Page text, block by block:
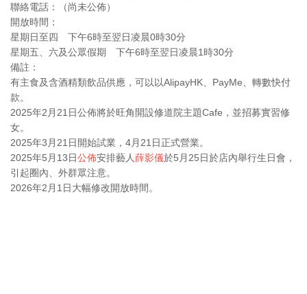
聯絡電話：（尚未公佈）
開放時間：
星期日至四 下午6時至翌日凌晨0時30分
星期五、六及公眾假期 下午6時至翌日凌晨1時30分
備註：
有主食及含酒精類飲品供應，可以以AlipayHK、PayMe、轉數快付
款。
2025年2月21日公佈將於旺角開設修道院主題Cafe，並招募實習修
女。
2025年3月21日開始試業，4月21日正式營業。
2025年5月13日公佈安排藝人薛影儀於5月25日於店內舉行生日會，
引起圈內、外群眾注意。
2026年2月1日大幅修改開放時間。